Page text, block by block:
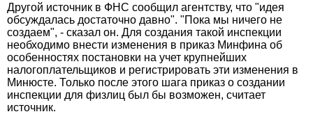
Другой источник в ФНС сообщил агентству, что "идея
обсуждалась достаточно давно". "Пока мы ничего не
создаем", - сказал он. Для создания такой инспекции
необходимо внести изменения в приказ Минфина об
особенностях постановки на учет крупнейших
налогоплательщиков и регистрировать эти изменения в
Минюсте. Только после этого шага приказ о создании
инспекции для физлиц был бы возможен, считает
источник.